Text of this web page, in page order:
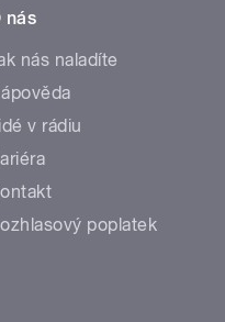
nás
nás naladíte
v rádiu
poplatek